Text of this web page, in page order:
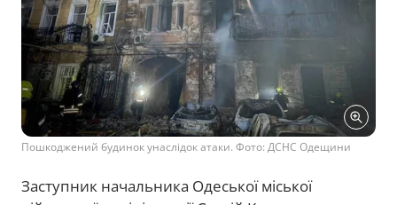
Пошкоджений будинок унаслідок атаки. Фото: ДСНС Одещини
Заступник начальника Одеської міської